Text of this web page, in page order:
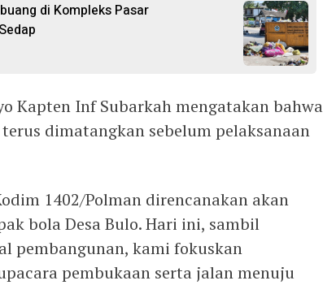
di Kompleks Pasar
Kapten Inf Subarkah mengatakan bahwa
dimatangkan sebelum pelaksanaan
1402/Polman direncanakan akan
bola Desa Bulo. Hari ini, sambil
pembangunan, kami fokuskan
pembukaan serta jalan menuju